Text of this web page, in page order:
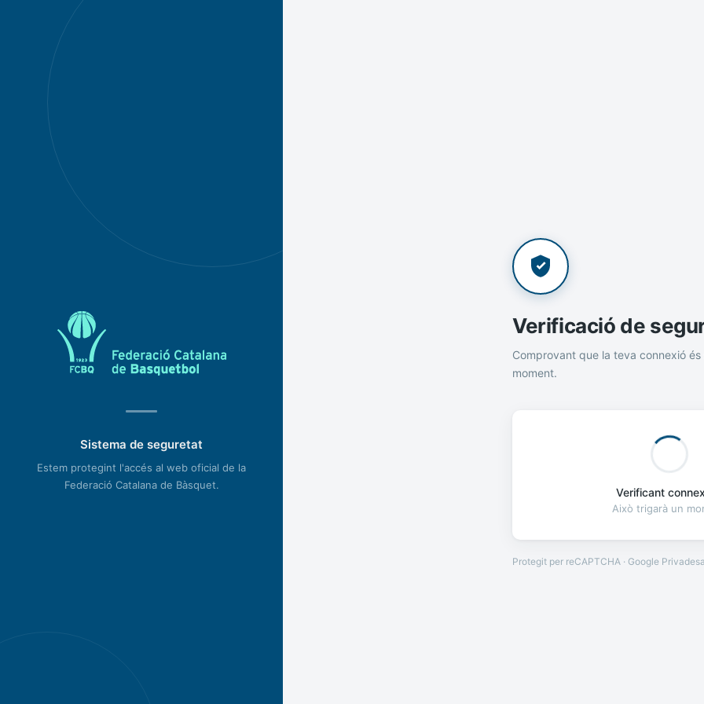
Sistema de seguretat
Estem protegint l'accés al web oficial de la
Federació Catalana de Bàsquet.
Verificació de
Comprovant que la teva connexió és
moment.
Verificant
Això trigarà un
Protegit per reCAPTCHA · Google Privadesa